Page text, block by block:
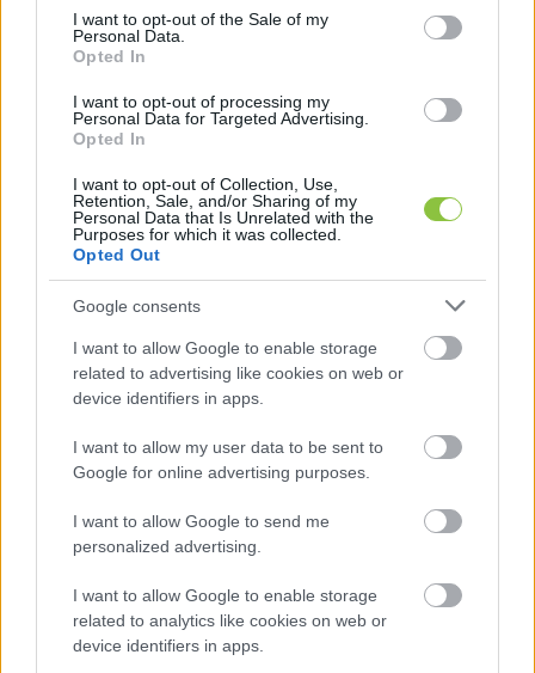
consent section.
I want to opt-out of the Sale of my
Personal Data.
Opted In
I want to opt-out of processing my
Personal Data for Targeted Advertising.
Opted In
I want to opt-out of Collection, Use,
Retention, Sale, and/or Sharing of my
Personal Data that Is Unrelated with the
Purposes for which it was collected.
Opted Out
Google consents
I want to allow Google to enable storage
related to advertising like cookies on web or
device identifiers in apps.
I want to allow my user data to be sent to
Google for online advertising purposes.
I want to allow Google to send me
personalized advertising.
I want to allow Google to enable storage
related to analytics like cookies on web or
device identifiers in apps.
8. Meglepetés tétel A borok mellé házi kenyeret,
háztáji sonkát, szódát és vizet biztosítanak.
Ízei Kecskemét csapata biztosítja.
Bércziné Szabó Dorina és férje 2024 óta hozzák
el Kecskemétre az autentikus olasz ízvilágot
delikát, csemege és egyéb különleges
termékek formájában. Ezen az estén az ő
borkorcsolyáikat kóstolhatjátok a sajtok mellé.
Vásárlási lehetőség
és egyéb különlegességek vásárlására, például:
– a méltán népszerű és hasznos Koch
pezsgődugó – az egyedi Koch üvegpohár – az